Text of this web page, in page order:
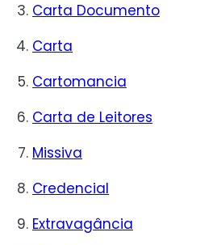
Carta Documento
Carta
Cartomancia
Carta de Leitores
Missiva
Credencial
Extravagância